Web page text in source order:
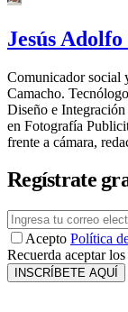
Jesús
Comunicador social
Camacho.
Diseño e
en Fotografía
frente a cámara,
Regístrate
Acepto Política
Recuerda aceptar
INSCRÍBETE AQUÍ